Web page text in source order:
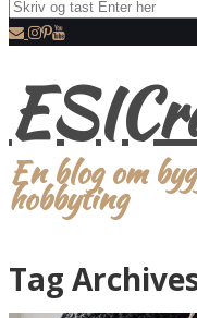
En blog om
hobbyting
Tag